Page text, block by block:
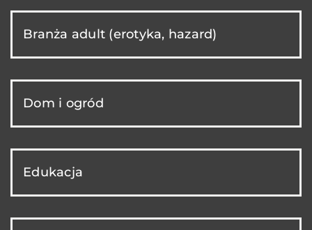
Branża adult (erotyka, hazard)
Dom i ogród
Edukacja